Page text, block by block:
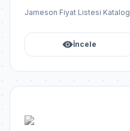
Jameson Fiyat Listesi Katalog
İncele